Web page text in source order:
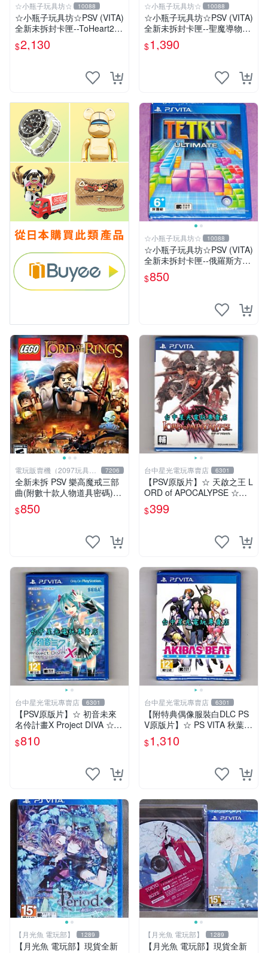
☆小瓶子玩具坊☆ 10088
☆小瓶子玩具坊☆PSV (VITA)
全新未拆封卡匣--ToHeart2
迷宮旅人 限定版
$2,130
☆小瓶子玩具坊☆ 10088
☆小瓶子玩具坊☆PSV (VITA)
全新未拆封卡匣--聖魔導物語
(日版)
$1,390
☆小瓶子玩具坊☆ 10088
☆小瓶子玩具坊☆PSV (VITA)
全新未拆封卡匣--俄羅斯方塊
終極版
$850
電玩販賣機（2097玩具公
仔舖
7206
全新未拆 PSV 樂高魔戒三部
曲(附數十款人物道具密碼)Le
go The Lord of the Rings-英
文美版-
$850
台中星光電玩專賣店 6301
【PSV原版片】☆ 天啟之王 L
ORD of APOCALYPSE ☆日
文亞版全新品【台中星光電
玩】
$399
台中星光電玩專賣店 6301
【PSV原版片】☆ 初音未來
名伶計畫X Project DIVA ☆中
文版全新品【台中星光電玩】
$810
台中星光電玩專賣店 6301
【附特典偶像服裝白DLC PS
V原版片】☆ PS VITA 秋葉原
妄想物語 秋葉潮物語 ☆中文
版全新品【台中星光電玩】
$1,310
【月光魚 電玩部】 1289
【月光魚 電玩部】現貨全新
【月光魚 電玩部】 1289
【月光魚 電玩部】現貨全新